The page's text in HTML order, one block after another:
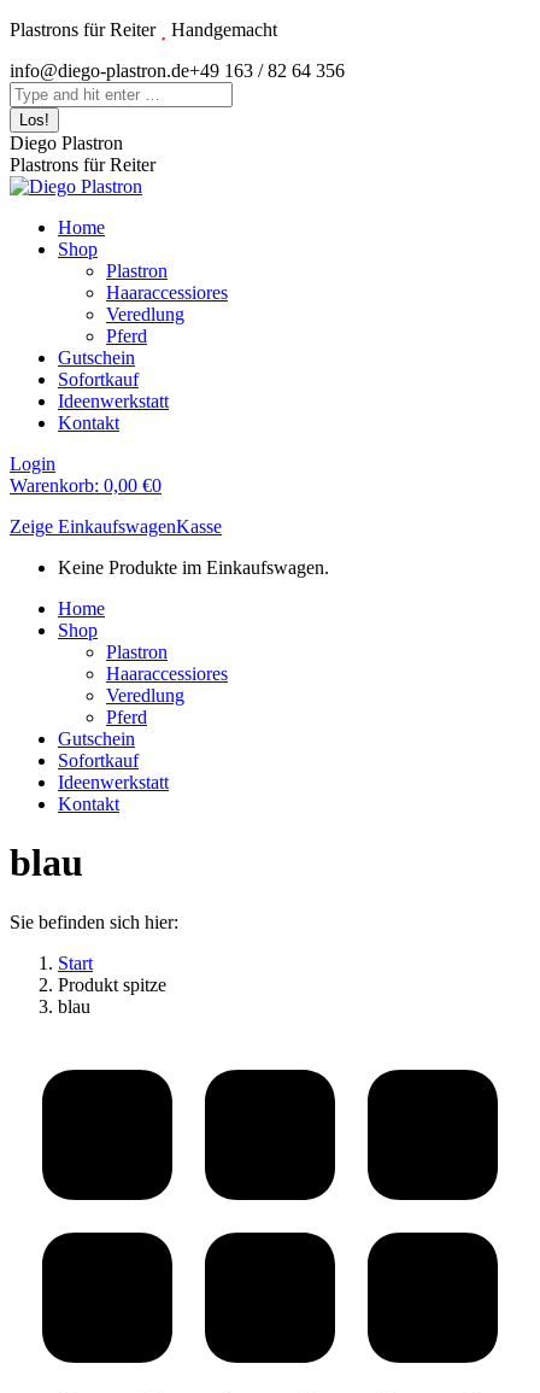
Zum
springen
Plastrons für Reiter
Handgemacht
Instagram
page
opens
in
new
window
info@diego-plastron.de+49 163 / 82 64 356
Search:
Diego Plastron
Plastrons für Reiter
Home
Shop
Plastron
Haaraccessiores
Veredlung
Pferd
Gutschein
Sofortkauf
Ideenwerkstatt
Kontakt
Login
Warenkorb: 0,00 €0
Zeige EinkaufswagenKasse
Keine Produkte im Einkaufswagen.
Home
Shop
Plastron
Haaraccessiores
Veredlung
Pferd
Gutschein
Sofortkauf
Ideenwerkstatt
Kontakt
blau
Sie befinden sich hier:
Start
Produkt spitze
blau